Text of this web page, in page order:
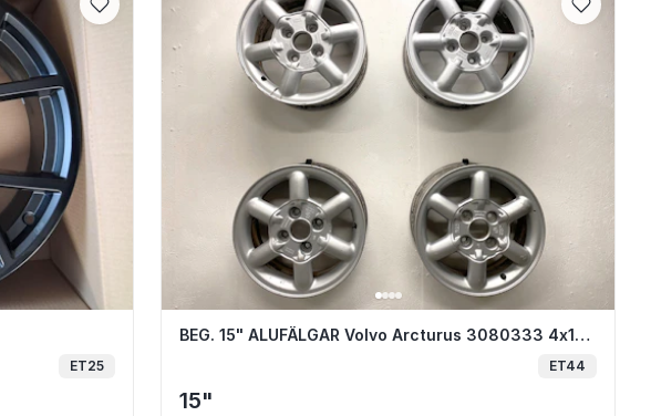
ET25
BEG. 15" ALUFÄLGAR Volvo Arcturus
BEG. 15" ALUFÄLGAR Volvo Arcturus 3080333 4x114.3 S40 V40
ET44
15"